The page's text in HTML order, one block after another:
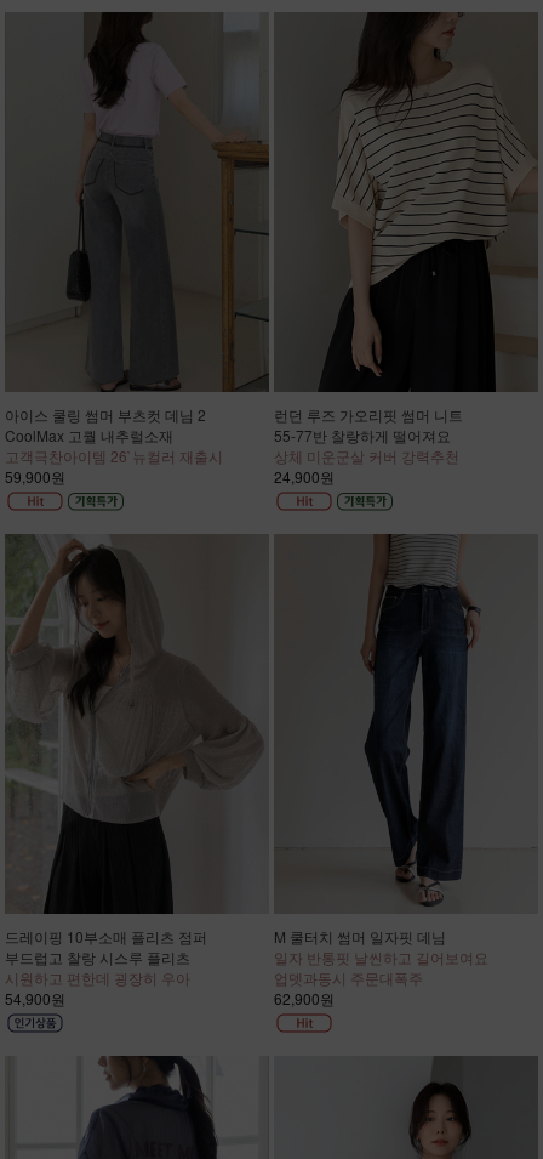
아이스 쿨링 썸머 부츠컷 데님 2
CoolMax 고퀄 내추럴소재
고객극찬아이템 26`뉴컬러 재출시
59,900원
런던 루즈 가오리핏 썸머 니트
55-77반 찰랑하게 떨어져요
상체 미운군살 커버 강력추천
24,900원
드레이핑 10부소매 플리츠 점퍼
부드럽고 찰랑 시스루 플리츠
시원하고 편한데 굉장히 우아
54,900원
M 쿨터치 썸머 일자핏 데님
일자 반통핏 날씬하고 길어보여요
업뎃과동시 주문대폭주
62,900원